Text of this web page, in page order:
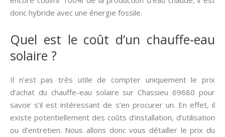
donc hybride avec une énergie fossile.
Quel est le coût d’un chauffe-eau
solaire ?
Il n’est pas très utile de compter uniquement le prix
d’achat du chauffe-eau solaire sur Chassieu 69680 pour
savoir s’il est intéressant de s’en procurer un. En effet, il
existe potentiellement des coûts d’installation, d’utilisation
ou d’entretien. Nous allons donc vous détailler le prix du